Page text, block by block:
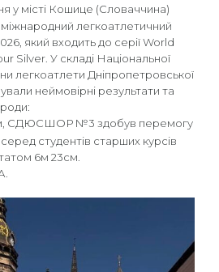
у місті Кошице (Словаччина)
легкоатлетичний
який входить до серії World
Silver. У складі Національної
легкоатлети Дніпропетровської
неймовірні результати та
СДЮСШОР №3 здобув перемогу
студентів старших курсів
6м 23см.